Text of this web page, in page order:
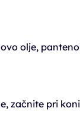
olje,
začnite pri